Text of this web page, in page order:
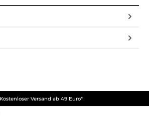
Kostenloser Versand ab 49 Euro*